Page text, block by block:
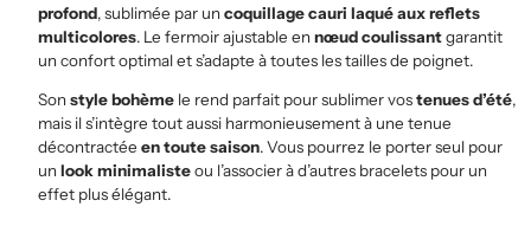
profond, sublimée par un coquillage cauri laqué aux reflets
multicolores. Le fermoir ajustable en nœud coulissantgarantit
un confort optimal et s’adapte à toutes les tailles de poignet.
Son style bohèmele rend parfait pour sublimer vostenues d’été,
mais il s’intègre tout aussi harmonieusement à une tenue
décontractée en toute saison. Vous pourrez le porter seul pour
un look minimalisteou l’associer à d’autres bracelets pour un
effet plus élégant.